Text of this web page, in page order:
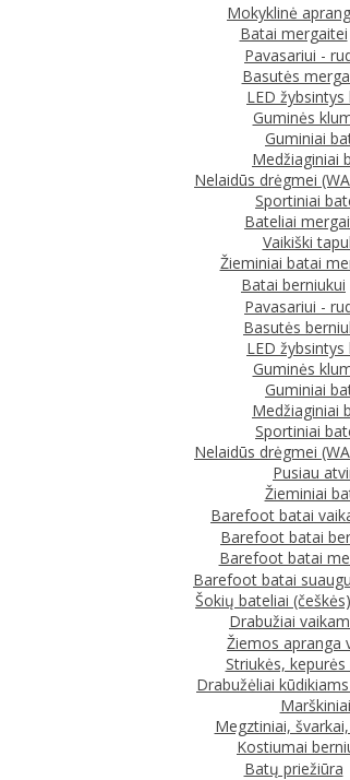
Mokyklinė
Batai mergaitei
Pavasariui -
Basutės
LED žybsintys
Guminės
Guminiai
Medžiaginiai
Nelaidūs drėgmei
Sportiniai
Bateliai
Vaikiški
Žieminiai batai
Batai berniukui
Pavasariui -
Basutės
LED žybsintys
Guminės
Guminiai
Medžiaginiai
Sportiniai
Nelaidūs drėgmei
Pusiau
Žieminiai
Barefoot batai
Barefoot batai
Barefoot batai
Barefoot batai
Šokių bateliai
Drabužiai
Žiemos apranga
Striukės, kepurės
Drabužėliai
Marškiniai
Megztiniai,
Kostiumai
Batų priežiūra